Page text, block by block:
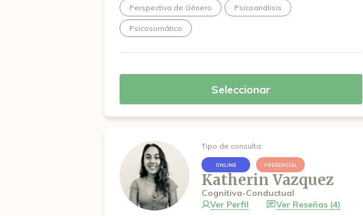
Perspectiva de Género Psicoanálisis
Psicosomático
Seleccionar
Tipo de consulta:
ONLINE PRESENCIAL
Katherin Vazquez
Cognitiva-Conductual
Ver Perfil
Ver Reseñas (4)